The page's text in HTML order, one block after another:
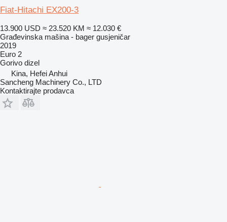
Fiat-Hitachi EX200-3
13.900 USD ≈ 23.520 KM ≈ 12.030 €
Građevinska mašina - bager gusjeničar
2019
Euro 2
Gorivo dizel
Kina, Hefei Anhui
Sancheng Machinery Co., LTD
Kontaktirajte prodavca